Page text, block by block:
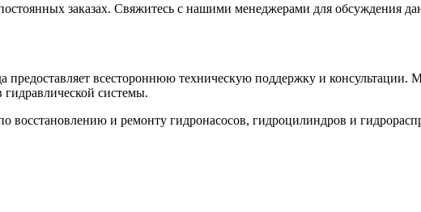
заказах. Свяжитесь с нашими менеджерами для обсуждения
всестороннюю техническую поддержку и консультации.
системы.
и ремонту гидронасосов, гидроцилиндров и